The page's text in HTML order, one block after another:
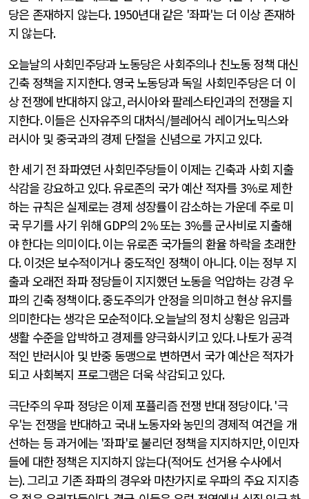
당은 존재하지 않는다. 1950년대 같은 '좌파'는 더 이상 존재하
지 않는다.
오늘날의 사회민주당과 노동당은 사회주의나 친노동 정책 대신
긴축 정책을 지지한다.영국 노동당과 독일 사회민주당은 더 이
상 전쟁에 반대하지 않고,러시아와 팔레스타인과의 전쟁을 지
지한다.이들은 신자유주의 대처식/블레어식 레이거노믹스와
러시아 및 중국과의 경제 단절을 신념으로 가지고 있다.
한 세기 전 좌파였던 사회민주당들이 이제는 긴축과 사회 지출
삭감을 강요하고 있다.유로존의 국가 예산 적자를 3%로 제한
하는 규칙은 실제로는 경제 성장률이 감소하는 가운데 주로 미
국 무기를 사기 위해 GDP의 2%또는 3%를 군사비로 지출해
야 한다는 의미이다.이는 유로존 국가들의 환율 하락을 초래한
다.이것은 보수적이거나 중도적인 정책이 아니다.이는 정부 지
출과 오래전 좌파 정당들이 지지했던 노동을 억압하는 강경 우
파의 긴축 정책이다.중도주의가 안정을 의미하고 현상 유지를
의미한다는 생각은 모순적이다.오늘날의 정치 상황은 임금과
생활 수준을 압박하고 경제를 양극화시키고 있다.나토가 공격
적인 반러시아 및 반중 동맹으로 변하면서 국가 예산은 적자가
되고 사회복지 프로그램은 더욱 삭감되고 있다.
극단주의 우파 정당은 이제 포퓰리즘 전쟁 반대 정당이다. '극
우'는 전쟁을 반대하고 국내 노동자와 농민의 경제적 여건을 개
선하는 등 과거에는 '좌파'로 불리던 정책을 지지하지만,이민자
들에 대한 정책은 지지하지 않는다(적어도 선거용 수사에서
는).그리고 기존 좌파의 경우와 마찬가지로 우파의 주요 지지층